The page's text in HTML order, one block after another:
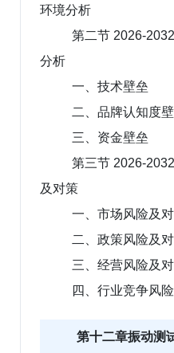
环境分析
第二节 2026-
分析
一、技术壁垒
二、品牌认知度
三、资金壁垒
第三节 2026-
及对策
一、市场风险及
二、政策风险及
三、经营风险及
四、行业竞争风
第十二章振动测